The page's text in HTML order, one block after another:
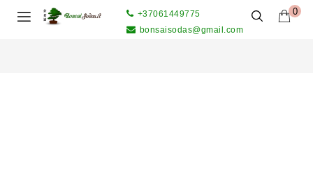
0
+37061449775
bonsaisodas@gmail.com